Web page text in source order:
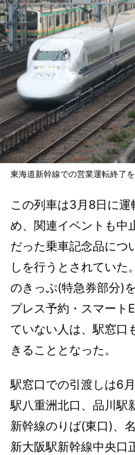
東海道新幹線での営業運転終了
この列車は3月8日に
め、関連イベントも中
だった乗車記念品につ
しを行うとされていた
のきっぷ(特急券部分)
プレス予約・スマート
ていない人は、駅窓口
きることとなった。
駅窓口での引渡しは6
駅八重洲北口、品川駅
新幹線のりば(東口)、
新大阪駅新幹線中央口